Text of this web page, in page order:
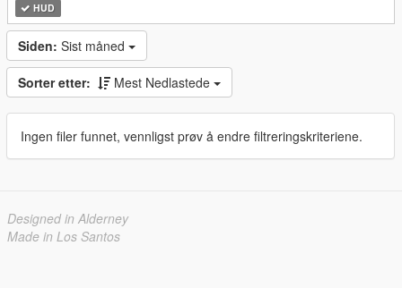
HUD
Siden: Sist måned
Sorter etter: Mest Nedlastede
Ingen filer funnet, vennligst prøv å endre filtreringskriteriene.
Designed in Alderney
Made in Los Santos